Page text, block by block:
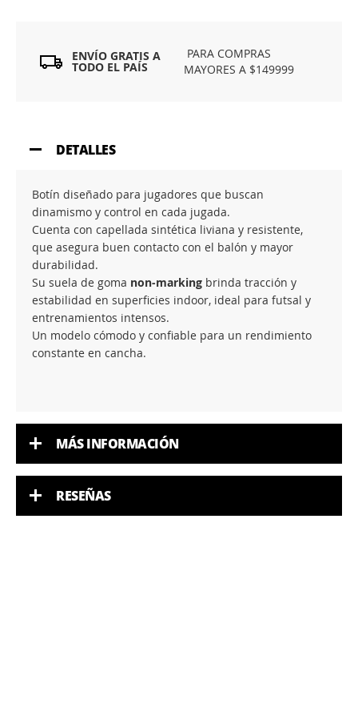
ENVÍO GRATIS A
TODO EL PAÍS
PARA COMPRAS
MAYORES A $149999
DETALLES
Botín diseñado para jugadores que buscan
dinamismo y control en cada jugada.
Cuenta con capellada sintética liviana y resistente,
que asegura buen contacto con el balón y mayor
durabilidad.
Su suela de goma non-marking brinda tracción y
estabilidad en superficies indoor, ideal para futsal y
entrenamientos intensos.
Un modelo cómodo y confiable para un rendimiento
constante en cancha.
MÁS INFORMACIÓN
RESEÑAS